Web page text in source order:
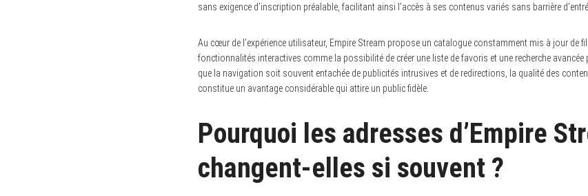
sans exigence d’inscription préalable, facilitant ainsi l’accès à ses contenus variés sans barrière
Au cœur de l’expérience utilisateur, Empire Stream propose un catalogue constamment mis à jour de
fonctionnalités interactives comme la possibilité de créer une liste de favoris et une recherche avancée
que la navigation soit souvent entachée de publicités intrusives et de redirections, la qualité des
constitue un avantage considérable qui attire un public fidèle.
Pourquoi les adresses d’Empire
changent-elles si souvent ?